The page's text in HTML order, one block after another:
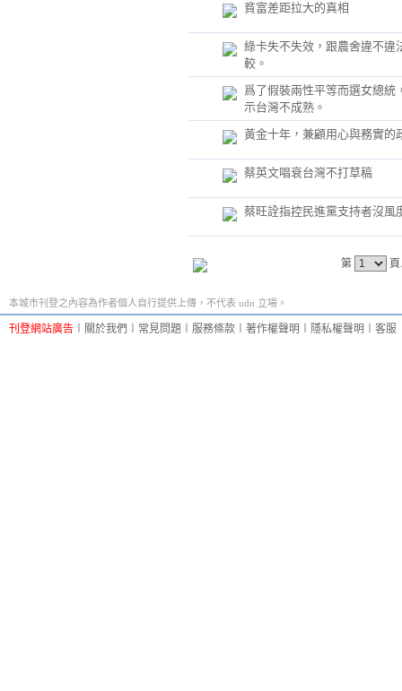
貧富差距拉大的真相
綠卡失不失效，跟農舍違不違
較。
爲了假裝兩性平等而選女總統
示台灣不成熟。
黃金十年，兼顧用心與務實的
蔡英文唱衰台灣不打草稿
蔡旺詮指控民進黨支持者沒風
第
本城市刊登之內容為作者個人自行提供上傳，不代表 udn 立場。
刊登網站廣告 關於我們 常見問題 服務條款 著作權聲明 隱私權聲明 客服